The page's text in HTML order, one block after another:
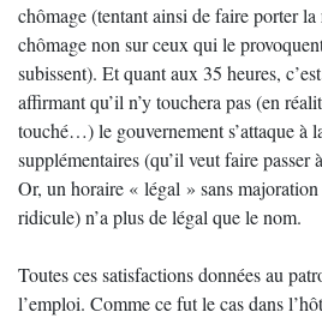
chômage (tentant ainsi de faire porter
chômage non sur ceux qui le
subissent). Et quant aux 35 heures,
affirmant qu’il n’y touchera pas (en
touché…) le gouvernement s’attaque à
supplémentaires (qu’il veut faire passer
Or, un horaire « légal » sans
ridicule) n’a plus de légal que le nom.
Toutes ces satisfactions données au
l’emploi. Comme ce fut le cas dans